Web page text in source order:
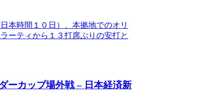
本時間１０日）、本拠地でのオリ
ーティから１３打席ぶりの安打と
ーカップ場外戦 – 日本経済新